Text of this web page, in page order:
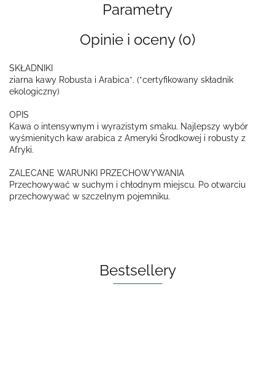
Parametry
Opinie i oceny (0)
SKŁADNIKI
ziarna kawy Robusta i Arabica*. (*certyfikowany składnik
ekologiczny)
OPIS
Kawa o intensywnym i wyrazistym smaku. Najlepszy wybór
wyśmienitych kaw arabica z Ameryki Środkowej i robusty z
Afryki.
ZALECANE WARUNKI PRZECHOWYWANIA
Przechowywać w suchym i chłodnym miejscu. Po otwarciu
przechowywać w szczelnym pojemniku.
Bestsellery